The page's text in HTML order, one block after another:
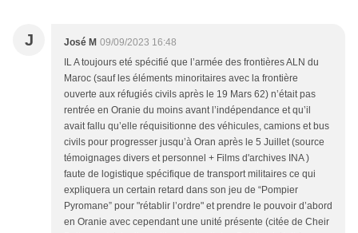
J José M 09/09/2023 16:48
IL A toujours eté spécifié que l’armée des frontières ALN du
Maroc (sauf les éléments minoritaires avec la frontière
ouverte aux réfugiés civils après le 19 Mars 62) n’était pas
rentrée en Oranie du moins avant l’indépendance et qu’il
avait fallu qu’elle réquisitionne des véhicules, camions et bus
civils pour progresser jusqu’à Oran après le 5 Juillet (source
témoignages divers et personnel + Films d'archives INA )
faute de logistique spécifique de transport militaires ce qui
expliquera un certain retard dans son jeu de “Pompier
Pyromane” pour "rétablir l’ordre" et prendre le pouvoir d’abord
en Oranie avec cependant une unité présente (citée de Cheir